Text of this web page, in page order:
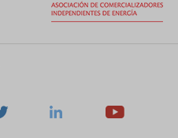
Linkedin Youtube